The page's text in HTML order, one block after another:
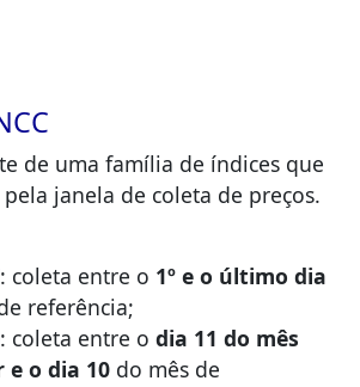
de uma família de índices que
janela de coleta de preços.
: coleta entre o 1º e o último dia
referência;
: coleta entre o dia 11 do mês
o dia 10 do mês de